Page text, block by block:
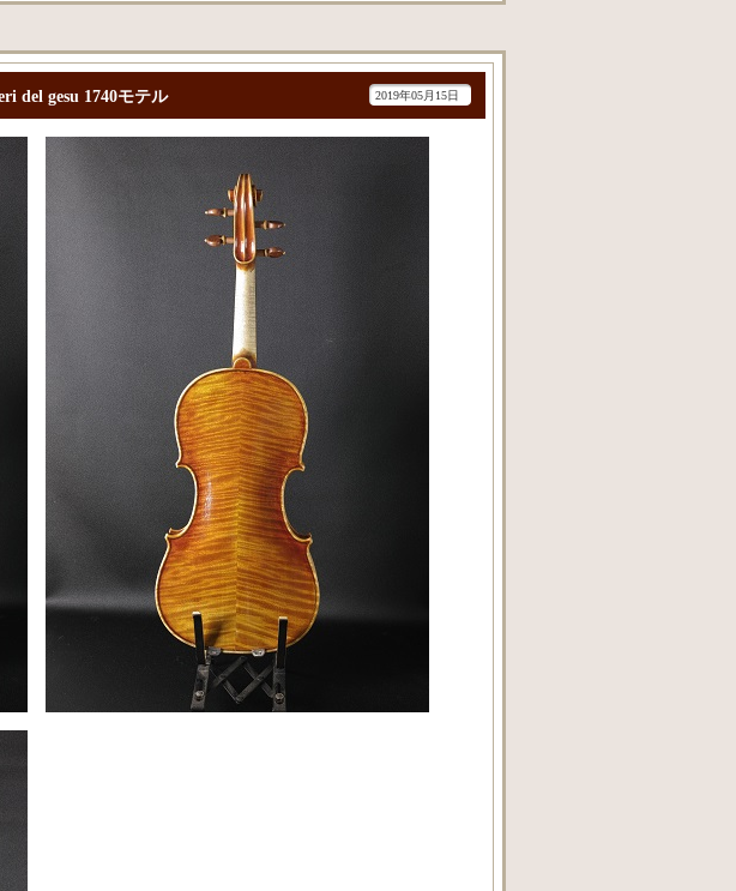
del gesu 1740モテル 2019年05月15日